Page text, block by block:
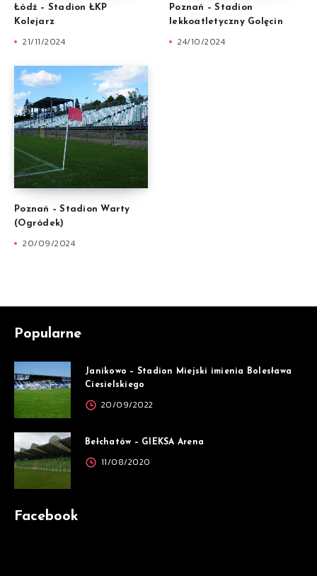
Łódź – Stadion ŁKP
Kolejarz
21/11/2024
Poznań – Stadion
lekkoatletyczny Golęcin
24/10/2024
Poznań – Stadion Warty
(Ogródek)
20/09/2024
Popularne
Janikowo – Stadion Miejski imienia Bolesława
Ciesielskiego
20/09/2022
Bełchatów – GIEKSA Arena
11/08/2020
Facebook